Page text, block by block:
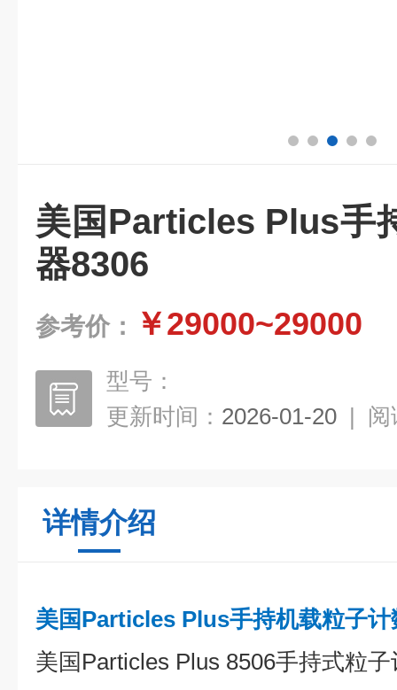
美国Particles Plus手
器8306
参考价： ￥29000~29000
型号：
更新时间： 2026-01-20 | 阅
详情介绍
美国Particles Plus手持机载粒子计
美国Particles Plus 8506手持式粒